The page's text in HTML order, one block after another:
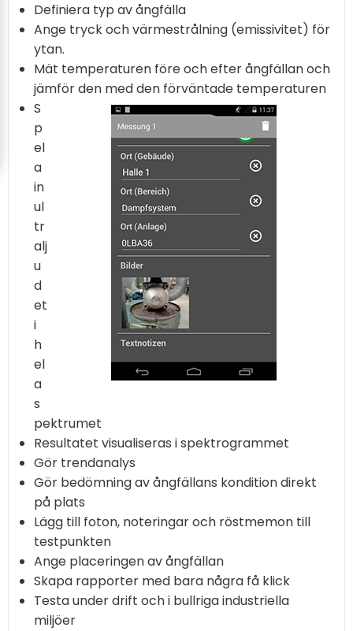
Definiera typ av ångfälla
Ange tryck och värmestrålning (emissivitet) för
ytan.
Mät temperaturen före och efter ångfällan och
jämför den med den förväntade temperaturen
S
p
el
a
in
ul
tr
alj
u
d
et
i
h
el
a
s
pektrumet
Resultatet visualiseras i spektrogrammet
Gör trendanalys
Gör bedömning av ångfällans kondition direkt
på plats
Lägg till foton, noteringar och röstmemon till
testpunkten
Ange placeringen av ångfällan
Skapa rapporter med bara några få klick
Testa under drift och i bullriga industriella
miljöer